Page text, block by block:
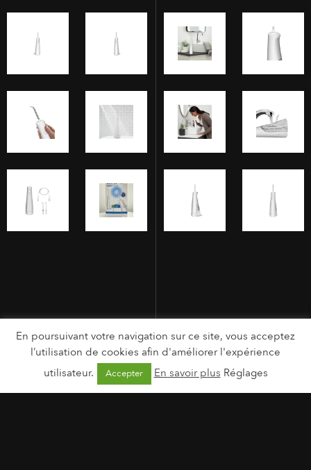
En poursuivant votre navigation sur ce site, vous acceptez
l’utilisation de cookies afin d'améliorer l'expérience
utilisateur.
Accepter En savoir plus Réglages